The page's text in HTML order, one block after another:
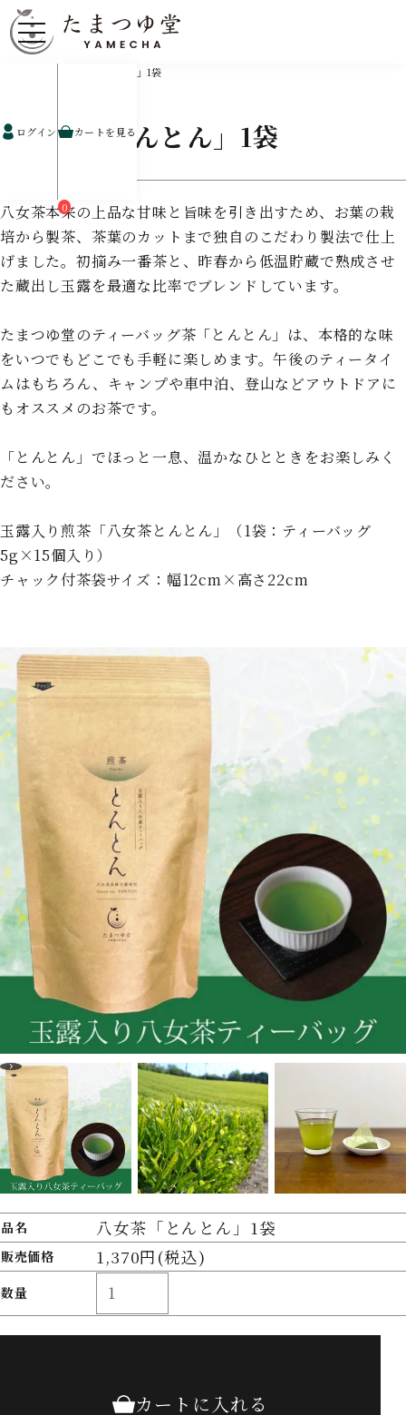
ログイン
0
カートを見る
八女茶「とんとん」1袋
八女茶「とんとん」1袋
八女茶本来の上品な甘味と旨味を引き出すため、お葉の栽
培から製茶、茶葉のカットまで独自のこだわり製法で仕上
げました。初摘み一番茶と、昨春から低温貯蔵で熟成させ
た蔵出し玉露を最適な比率でブレンドしています。
たまつゆ堂のティーバッグ茶「とんとん」は、本格的な味
をいつでもどこでも手軽に楽しめます。午後のティータイ
ムはもちろん、キャンプや車中泊、登山などアウトドアに
もオススメのお茶です。
「とんとん」でほっと一息、温かなひとときをお楽しみく
ださい。
玉露入り煎茶「八女茶とんとん」（1袋：ティーバッグ
5g×15個入り）
チャック付茶袋サイズ：幅12cm×高さ22cm
品名 八女茶「とんとん」1袋
販売価格 1,370円(税込)
数量
カートに入れる